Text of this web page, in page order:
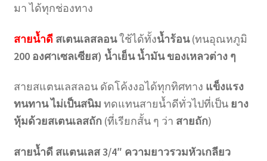
มา ได้ทุกช่องทาง
สายน้ำดี สเตนเลสลอนใช้ได้ทั้งน้ำร้อน(ทนอุณหภูมิ
200 องศาเซลเซียส) น้ำเย็น น้ำมัน ของเหลวต่าง ๆ
สายสแตนเลสลอน ดัดโค้งงอได้ทุกทิศทาง แข็งแรง
ทนทาน ไม่เป็นสนิม ทดแทนสายน้ำดีทั่วไปที่เป็น ยาง
หุ้มด้วยสเตนเลสถัก (ที่เรียกสั้น ๆ ว่า สายถัก)
สายน้ำดี สแตนเลส 3/4″ ความยาวรวมหัวเกลียว